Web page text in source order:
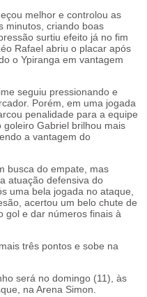
melhor e controlou as
minutos, criando boas
surtiu efeito já no fim
Rafael abriu o placar após
o Ypiranga em vantagem
seguiu pressionando e
Porém, em uma jogada
penalidade para a equipe
Gabriel brilhou mais
a vantagem do
busca do empate, mas
atuação defensiva do
uma bela jogada no ataque,
acertou um belo chute de
gol e dar números finais à
três pontos e sobe na
será no domingo (11), às
na Arena Simon.